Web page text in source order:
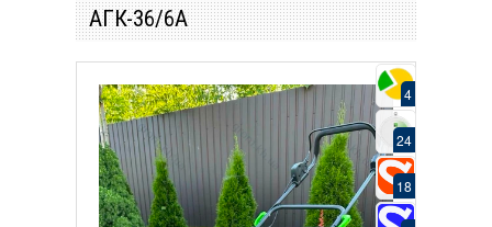
АГК-36/6А
4
24
18